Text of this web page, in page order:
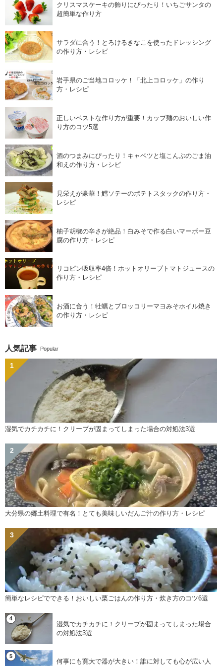
クリスマスケーキの飾りにぴったり！いちごサンタの
超簡単な作り方
サラダに合う！とろけるきなこを使ったドレッシング
の作り方・レシピ
岩手県のご当地コロッケ！「北上コロッケ」の作り
方・レシピ
正しいベストな作り方が重要！カップ麺のおいしい作
り方のコツ5選
酒のつまみにぴったり！キャベツと塩こんぶのごま油
和えの作り方・レシピ
見栄えが豪華！鱈ソテーのポテトスタックの作り方・
レシピ
柚子胡椒の辛さが絶品！白みそで作る白いマーボー豆
腐の作り方・レシピ
リコピン吸収率4倍！ホットオリーブトマトジュースの
作り方・レシピ
お酒に合う！牡蠣とブロッコリーマヨみそホイル焼き
の作り方・レシピ
人気記事 Popular
湿気でカチカチに！クリープが固まってしまった場合の対処法3選
大分県の郷土料理で有名！とても美味しいだんご汁の作り方・レシピ
簡単なレシピでできる！おいしい栗ごはんの作り方・炊き方のコツ6選
湿気でカチカチに！クリープが固まってしまった場合
の対処法3選
何事にも寛大で器が大きい！誰に対しても心が広い人